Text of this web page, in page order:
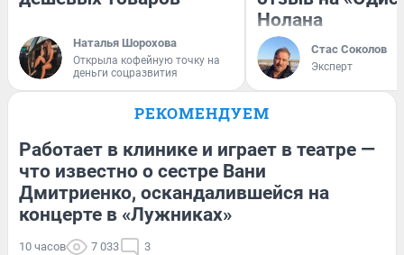
Наталья Шорохова
Открыла кофейную точку на
деньги соцразвития
Нолана
Стас Соколов
Эксперт
РЕКОМЕНДУЕМ
Работает в клинике и играет в театре —
что известно о сестре Вани
Дмитриенко, оскандалившейся на
концерте в «Лужниках»
10 часов 7 033 3